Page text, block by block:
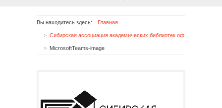
Вы находитесь здесь: Главная
MicrosoftTeams-image